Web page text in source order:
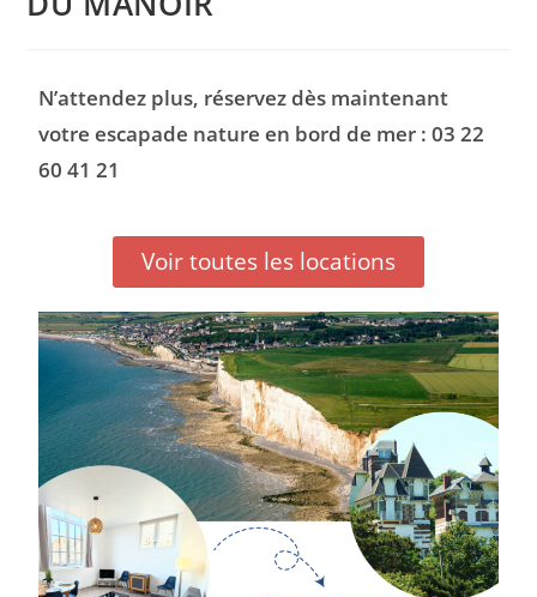
N’attendez plus, réservez dès maintenant
votre escapade nature en bord de mer : 03 22
60 41 21
Voir toutes les locations